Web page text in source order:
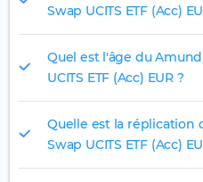
Swap UCITS ETF (Acc)
Quel est l'âge du
UCITS ETF (Acc) EUR ?
Quelle est la réplication
Swap UCITS ETF (Acc)